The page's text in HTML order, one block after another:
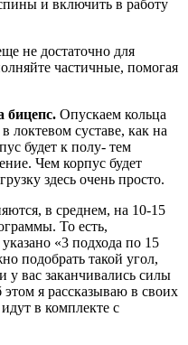
и включить в работу
не достаточно для
частичные, помогая
бицепс. Опускаем кольца
локтевом суставе, как на
будет к полу- тем
Чем корпус будет
здесь очень просто.
в среднем, на 10-15
То есть,
«3 подхода по 15
подобрать такой угол,
вас заканчивались силы
я рассказываю в своих
в комплекте с